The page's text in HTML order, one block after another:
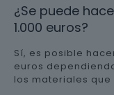
¿Se puede
1.000 euros?
Sí, es posible
euros
los materiales que